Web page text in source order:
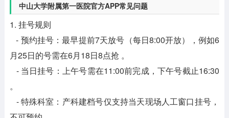
中山大学附属第一医院官方APP常见问题
1. 挂号规则
- 预约挂号：最早提前7天放号（每日8:00开放），例如6
月25日的号需在6月18日8点抢 。
- 当日挂号：上午号需在11:00前完成，下午号截止16:30
。
- 特殊科室：产科建档号仅支持当天现场人工窗口挂号，